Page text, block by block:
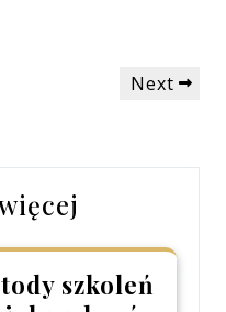
Next
Next
szkoleń